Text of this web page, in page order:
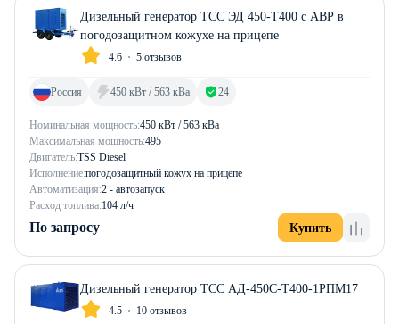
Дизельный генератор ТСС ЭД 450-Т400 с АВР в
погодозащитном кожухе на прицепе
4.6 5 отзывов
Номинальная мощность:450 кВт / 563 кВа
Максимальная мощность:495
Двигатель:TSS Diesel
Исполнение:погодозащитный кожух на прицепе
Автоматизация:2 - автозапуск
Расход топлива:104 л/ч
Россия 450 кВт / 563 кВа 24
По запросу Купить
Дизельный генератор ТСС АД-450С-Т400-1РПМ17
4.5 10 отзывов